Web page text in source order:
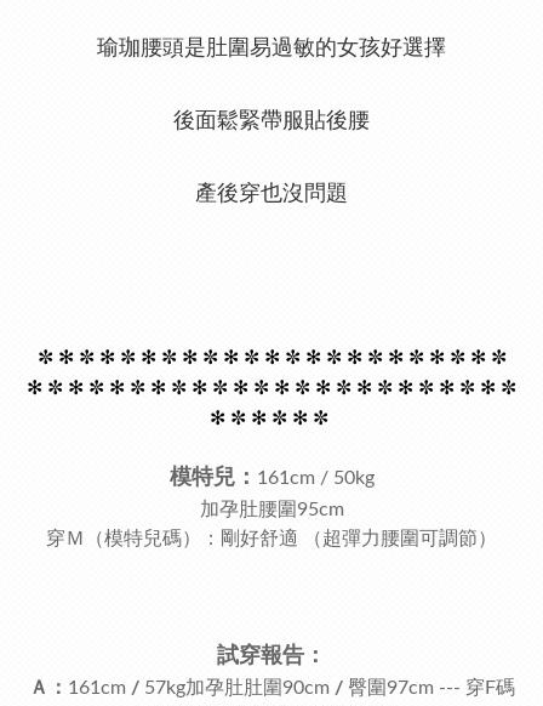
瑜珈腰頭是肚圍易過敏的女孩好選擇
後面鬆緊帶服貼後腰
產後穿也沒問題
✼ ✻ ✼ ✻ ✼ ✻ ✼ ✻ ✼ ✻ ✼ ✻ ✼ ✻ ✼ ✻ ✼ ✻ ✼ ✻ ✼ ✻ ✼
✻ ✼ ✻ ✼ ✻ ✼ ✻ ✼ ✻ ✼ ✻ ✼ ✻ ✼ ✻ ✼ ✻ ✼ ✻ ✼ ✻ ✼ ✻ ✼
✻ ✼ ✻ ✼ ✻ ✼
模特兒： 161cm / 50kg
加孕肚腰圍95cm
穿Ｍ（模特兒碼）：剛好舒適
（超彈力腰圍可調節）
試穿報告：
Ａ： 161cm/57kg加孕肚肚圍90cm/ 臀圍97cm --- 穿F碼